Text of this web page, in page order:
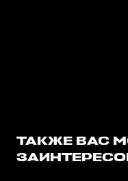
ТАКЖЕ ВАС